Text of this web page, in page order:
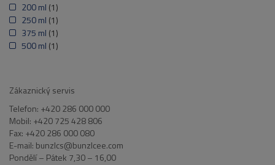
200 ml (1)
250 ml (1)
375 ml (1)
500 ml (1)
Zákaznický servis
Telefon: +420 286 000 000
Mobil: +420 725 428 806
Fax: +420 286 000 080
E-mail: bunzlcs@bunzlcee.com
Pondělí – Pátek 7,30 – 16,00